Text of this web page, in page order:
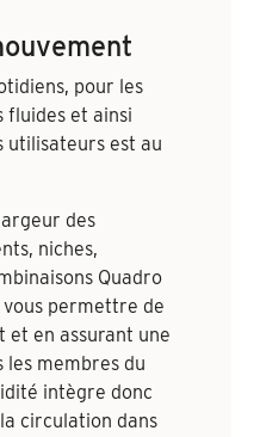
pour les
fluides et ainsi
utilisateurs est au
des
niches,
Quadro
permettre de
en assurant une
les membres du
intègre donc
circulation dans